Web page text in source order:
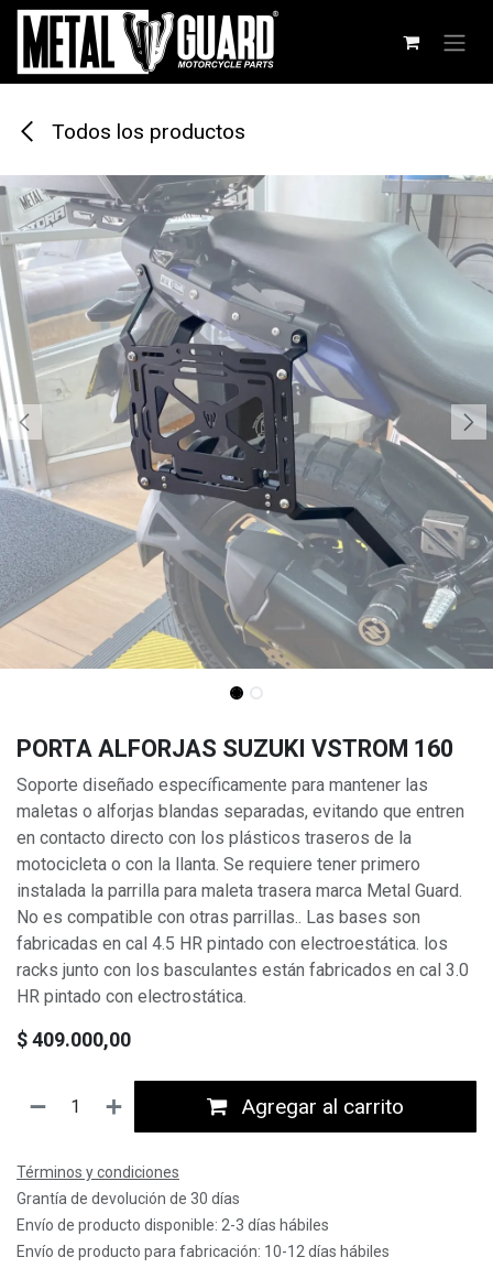
Ir al contenido
Todos los productos
PORTA ALFORJAS SUZUKI VSTROM 160
Soporte diseñado específicamente para mantener las
maletas o alforjas blandas separadas, evitando que entren
en contacto directo con los plásticos traseros de la
motocicleta o con la llanta. Se requiere tener primero
instalada la parrilla para maleta trasera marca Metal Guard.
No es compatible con otras parrillas.. Las bases son
fabricadas en cal 4.5 HR pintado con electroestática. los
racks junto con los basculantes están fabricados en cal 3.0
HR pintado con electrostática.
$409.000,00
Agregar al carrito
Términos y condiciones
Grantía de devolución de 30 días
Envío de producto disponible: 2-3 días hábiles
Envío de producto para fabricación: 10-12 días hábiles